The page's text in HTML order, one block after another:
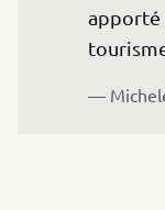
apporté
—